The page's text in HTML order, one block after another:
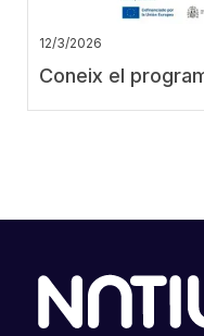
12/3/2026
Coneix el